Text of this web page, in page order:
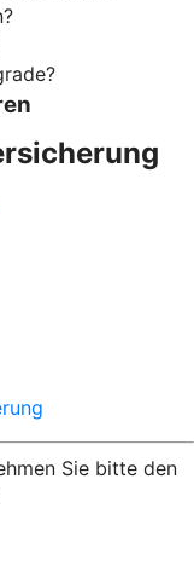
Sie bitte den